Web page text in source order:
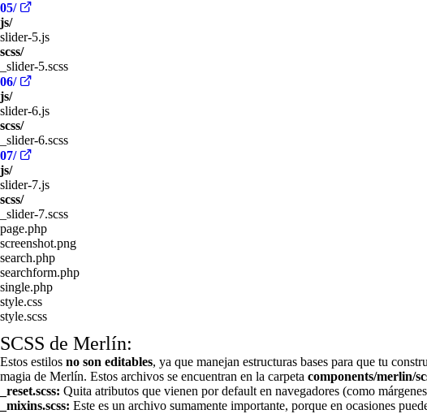
05/
js/
slider-5.js
scss/
_slider-5.scss
06/
js/
slider-6.js
scss/
_slider-6.scss
07/
js/
slider-7.js
scss/
_slider-7.scss
page.php
screenshot.png
search.php
searchform.php
single.php
style.css
style.scss
SCSS de Merlín:
Estos estilos no son editables, ya que manejan estructuras bases para que tu
magia de Merlín. Estos archivos se encuentran en la carpeta components/merlin/
_reset.scss: Quita atributos que vienen por default en navegadores (como
_mixins.scss: Este es un archivo sumamente importante, porque en ocasiones